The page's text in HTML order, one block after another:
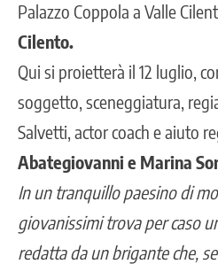
Palazzo Coppola a Valle
Cilento.
Qui si proietterà il 12 luglio,
soggetto, sceneggiatura,
Salvetti, actor coach e aiuto
Abategiovanni e Marina
In un tranquillo paesino di
giovanissimi trova per caso
redatta da un brigante che,